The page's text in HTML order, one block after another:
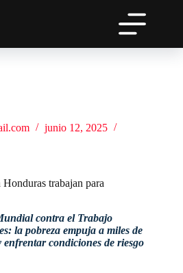
junio 12, 2025
trabajan para
contra el Trabajo
la pobreza empuja a miles de
enfrentar condiciones de riesgo